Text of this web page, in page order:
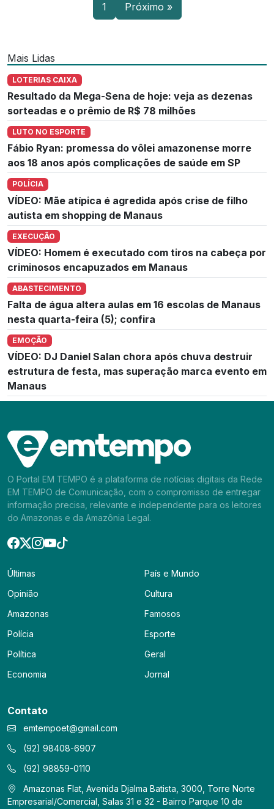
1 Próximo »
Mais Lidas
LOTERIAS CAIXA
Resultado da Mega-Sena de hoje: veja as dezenas
sorteadas e o prêmio de R$ 78 milhões
LUTO NO ESPORTE
Fábio Ryan: promessa do vôlei amazonense morre
aos 18 anos após complicações de saúde em SP
POLÍCIA
VÍDEO: Mãe atípica é agredida após crise de filho
autista em shopping de Manaus
EXECUÇÃO
VÍDEO: Homem é executado com tiros na cabeça por
criminosos encapuzados em Manaus
ABASTECIMENTO
Falta de água altera aulas em 16 escolas de Manaus
nesta quarta-feira (5); confira
EMOÇÃO
VÍDEO: DJ Daniel Salan chora após chuva destruir
estrutura de festa, mas superação marca evento em
Manaus
O Portal EM TEMPO é a plataforma de notícias digitais da Rede
EM TEMPO de Comunicação, com o compromisso de entregar
informação precisa, relevante e independente para os leitores
do Amazonas e da Amazônia Legal.
Últimas
Opinião
Amazonas
Polícia
Política
Economia
País e Mundo
Cultura
Famosos
Esporte
Geral
Jornal
Contato
emtempoet@gmail.com
(92) 98408-6907
(92) 98859-0110
Amazonas Flat, Avenida Djalma Batista, 3000, Torre Norte
Empresarial/Comercial, Salas 31 e 32 - Bairro Parque 10 de